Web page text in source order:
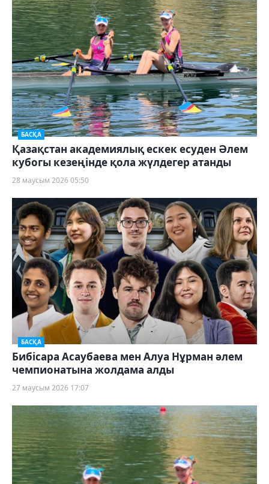
БАСҚА
Қазақстан академиялық ескек есуден Әлем
кубогы кезеңінде қола жүлдегер атанды
28 маусым 2026 05:50
БАСҚА
Бибісара Асаубаева мен Алуа Нұрман әлем
чемпионатына жолдама алды
27 маусым 2026 17:07